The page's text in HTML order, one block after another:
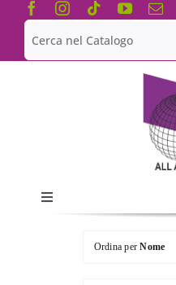
Salta
contenuto
Cerca
per:
Toggle
Navigation
Chi siamo
Ordina perNome